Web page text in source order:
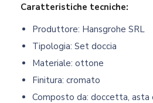
Caratteristiche tecniche:
Produttore: Hansgrohe SRL
Tipologia: Set doccia
Materiale: ottone
Finitura: cromato
Composto da: doccetta, asta